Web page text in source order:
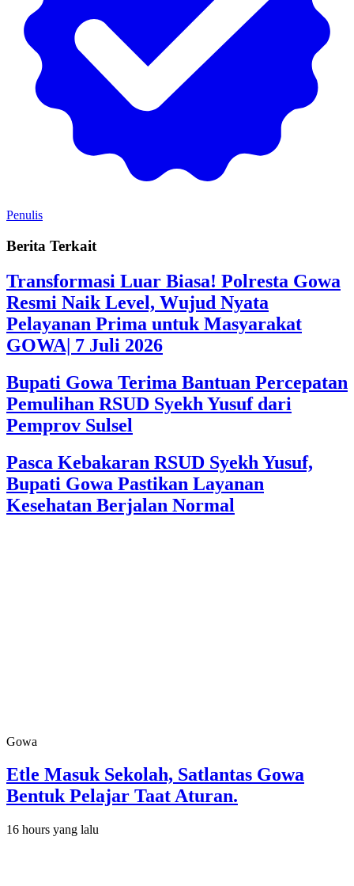
Penulis
Berita Terkait
Transformasi Luar Biasa! Polresta Gowa
Resmi Naik Level, Wujud Nyata
Pelayanan Prima untuk Masyarakat
GOWA| 7 Juli 2026
Bupati Gowa Terima Bantuan Percepatan
Pemulihan RSUD Syekh Yusuf dari
Pemprov Sulsel
Pasca Kebakaran RSUD Syekh Yusuf,
Bupati Gowa Pastikan Layanan
Kesehatan Berjalan Normal
Gowa
Etle Masuk Sekolah, Satlantas Gowa
Bentuk Pelajar Taat Aturan.
16 hours yang lalu